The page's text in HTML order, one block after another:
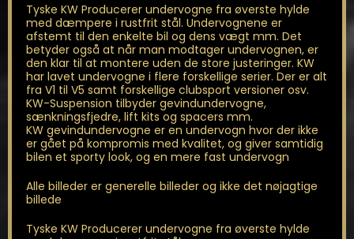
Tyske KW Producerer undervogne fra øverste hylde
med dæmpere i rustfrit stål. Undervognene er
afstemt til den enkelte bil og dens vægt mm. Det
betyder også at når man modtager undervognen, er
den klar til at montere uden de store justeringer. KW
har lavet undervogne i flere forskellige serier. Der er alt
fra V1 til V5 samt forskellige clubsport versioner osv.
KW-Suspension tilbyder gevindundervogne,
sænkningsfjedre, lift kits og spacers mm.
KW gevindundervogne er en undervogn hvor der ikke
er gået på kompromis med kvalitet, og giver samtidig
bilen et sporty look, og en mere fast undervogn
Alle billeder er generelle billeder og ikke det nøjagtige
billede
Tyske KW Producerer undervogne fra øverste hylde